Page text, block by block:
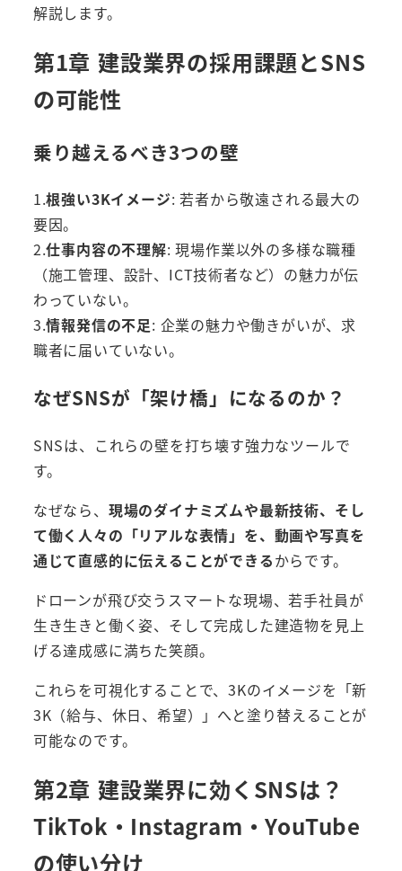
解説します。
第1章 建設業界の採用課題とSNS
の可能性
乗り越えるべき3つの壁
1.根強い3Kイメージ: 若者から敬遠される最大の
要因。
2.仕事内容の不理解: 現場作業以外の多様な職種
（施工管理、設計、ICT技術者など）の魅力が伝
わっていない。
3.情報発信の不足: 企業の魅力や働きがいが、求
職者に届いていない。
なぜSNSが「架け橋」になるのか？
SNSは、これらの壁を打ち壊す強力なツールで
す。
なぜなら、 現場のダイナミズムや最新技術、そし
て働く人々の「リアルな表情」を、動画や写真を
通じて直感的に伝えることができるからです。
ドローンが飛び交うスマートな現場、若手社員が
生き生きと働く姿、そして完成した建造物を見上
げる達成感に満ちた笑顔。
これらを可視化することで、3Kのイメージを「新
3K（給与、休日、希望）」へと塗り替えることが
可能なのです。
第2章 建設業界に効くSNSは？
TikTok・Instagram・YouTube
の使い分け